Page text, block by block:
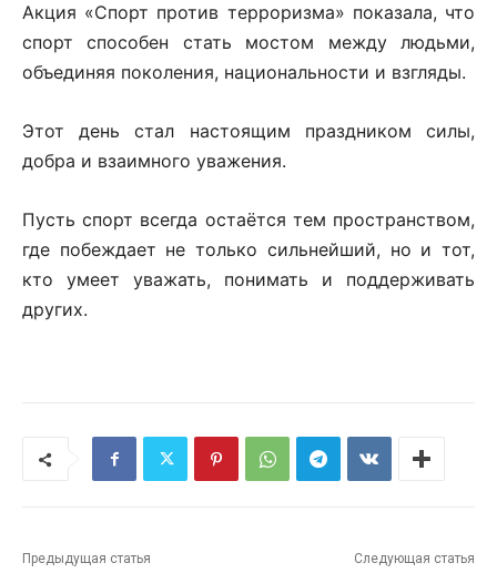
Акция «Спорт против терроризма» показала, что
спорт способен стать мостом между людьми,
объединяя поколения, национальности и взгляды.
Этот день стал настоящим праздником силы,
добра и взаимного уважения.
Пусть спорт всегда остаётся тем пространством,
где побеждает не только сильнейший, но и тот,
кто умеет уважать, понимать и поддерживать
других.
Предыдущая статья Следующая статья